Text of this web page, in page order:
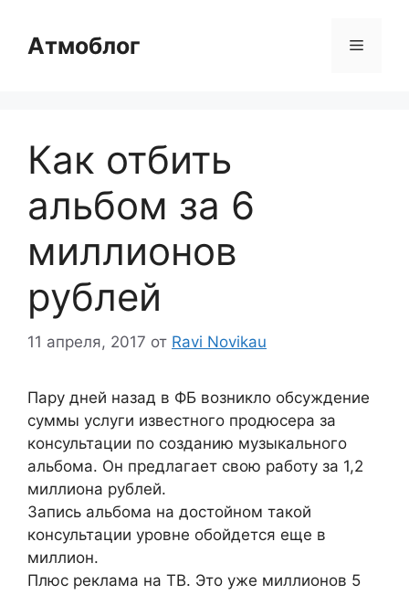
содержимому
Атмоблог Меню
Как отбить
альбом за 6
миллионов
рублей
11 апреля, 2017 от Ravi Novikau
Пару дней назад в ФБ возникло обсуждение
суммы услуги известного продюсера за
консультации по созданию музыкального
альбома. Он предлагает свою работу за 1,2
миллиона рублей.
Запись альбома на достойном такой
консультации уровне обойдется еще в
миллион.
Плюс реклама на ТВ. Это уже миллионов 5